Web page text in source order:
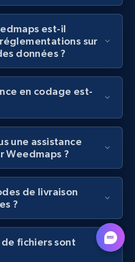
- Discovery videos
and more.
Essai gratuit
rating, Product
rating max, Rating,
more.
Essai gratuit
est-il
sur
données ?
en codage est-
une assistance
Weedmaps ?
de livraison
?
fichiers sont